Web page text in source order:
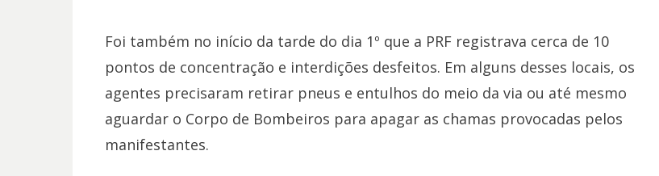
Foi também no início da tarde do dia 1º que a PRF registrava cerca de 10
pontos de concentração e interdições desfeitos. Em alguns desses locais, os
agentes precisaram retirar pneus e entulhos do meio da via ou até mesmo
aguardar o Corpo de Bombeiros para apagar as chamas provocadas pelos
manifestantes.